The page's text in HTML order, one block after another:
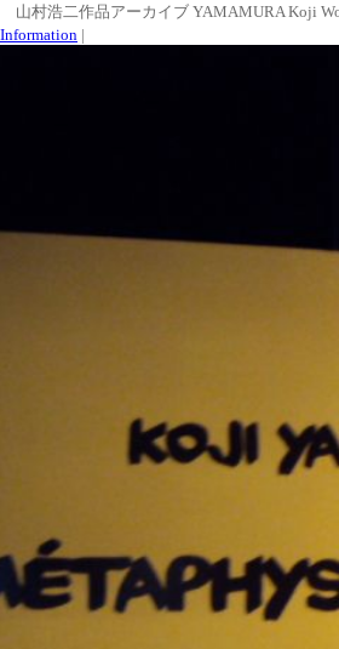
山村浩二作品アーカイブ YAMAMURA Koji
Information |